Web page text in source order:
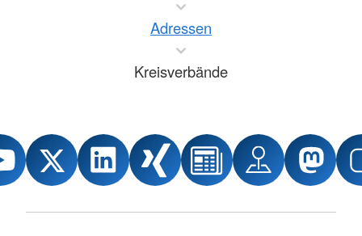
Adressen
Kreisverbände